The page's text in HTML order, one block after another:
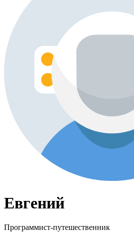
Евгений
Программист-путешественник